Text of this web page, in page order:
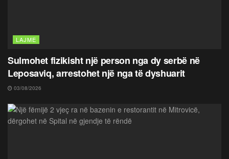
LAJME
Sulmohet fizikisht një person nga dy serbë në
Leposaviq, arrestohet një nga të dyshuarit
03/08/2026